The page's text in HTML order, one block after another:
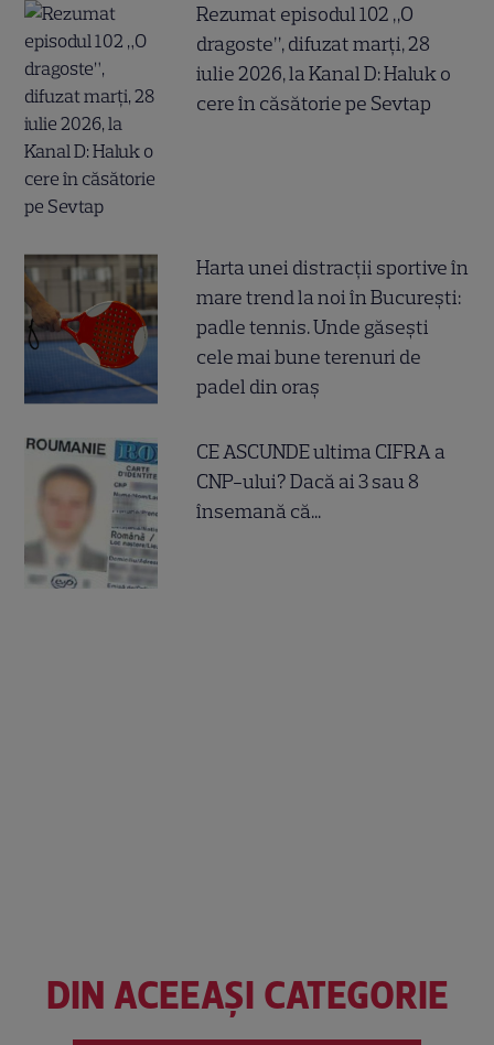
Rezumat episodul 102 „O
dragoste”, difuzat marți, 28
iulie 2026, la Kanal D: Haluk o
cere în căsătorie pe Sevtap
Harta unei distracții sportive în
mare trend la noi în București:
padle tennis. Unde găsești
cele mai bune terenuri de
padel din oraș
CE ASCUNDE ultima CIFRA a
CNP-ului? Dacă ai 3 sau 8
însemană că...
DIN ACEEAȘI CATEGORIE